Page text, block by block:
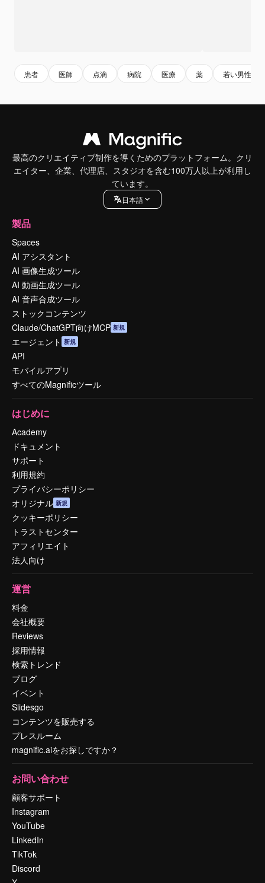
患者 医師 点滴 病院 医療 薬 若い男性
最高のクリエイティブ制作を導くためのプラットフォーム。クリ
エイター、企業、代理店、スタジオを含む100万人以上が利用し
ています。
日本語
製品
Spaces
AI アシスタント
AI 画像生成ツール
AI 動画生成ツール
AI 音声合成ツール
ストックコンテンツ
Claude/ChatGPT向けMCP 新規
エージェント 新規
API
モバイルアプリ
すべてのMagnificツール
はじめに
Academy
ドキュメント
サポート
利用規約
プライバシーポリシー
オリジナル 新規
クッキーポリシー
トラストセンター
アフィリエイト
法人向け
運営
料金
会社概要
Reviews
採用情報
検索トレンド
ブログ
イベント
Slidesgo
コンテンツを販売する
プレスルーム
magnific.aiをお探しですか？
お問い合わせ
顧客サポート
Instagram
YouTube
LinkedIn
TikTok
Discord